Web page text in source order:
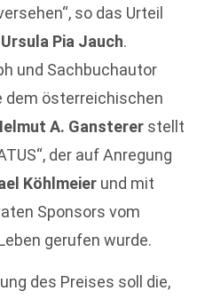
so das Urteil
Ursula Pia Jauch.
und Sachbuchautor
dem österreichischen
A. Gansterer stellt
der auf Anregung
Köhlmeier und mit
Sponsors vom
gerufen wurde.
des Preises soll die,